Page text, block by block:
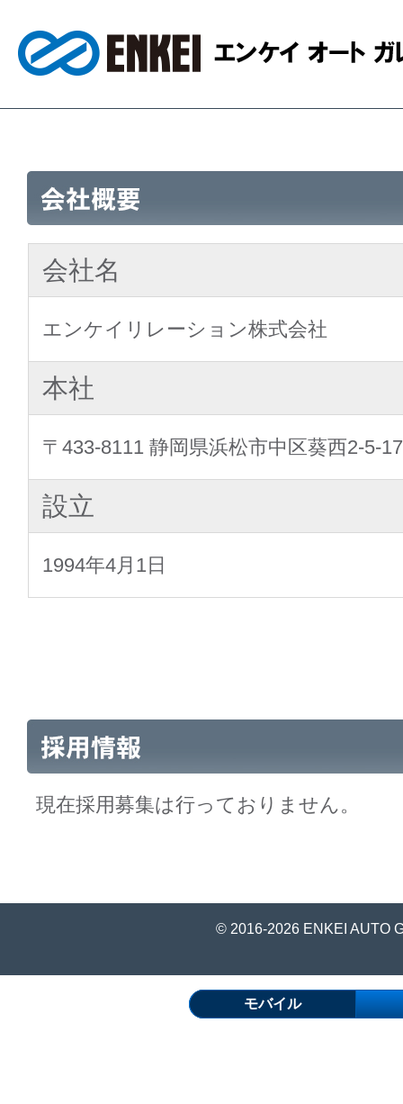
会社名
エンケイリレーション株式会社
本社
〒433-8111 静岡県浜松市中区葵西2-5-17
設立
1994年4月1日
現在採用募集は行っておりません。
© 2016-2026 ENKEI AUTO
モバイル